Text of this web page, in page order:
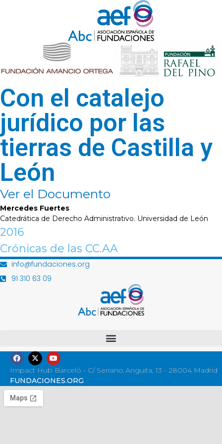
Con el catalejo
jurídico por las
tierras de Castilla y
León
Ver el Documento
Mercedes Fuertes
Catedrática de Derecho Administrativo. Universidad de León
2016
Crónicas de las CC.AA
info@fundaciones.org
91 310 63 09
Impact Hub Barceló - C/ Serrano Anguita, 13 - 28004 Madrid
FUNDACIONES.ORG